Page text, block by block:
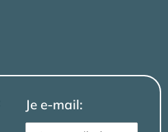
Je e-mail: